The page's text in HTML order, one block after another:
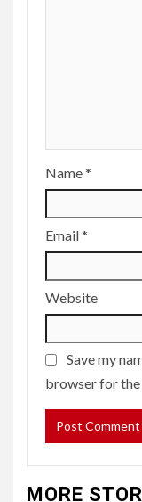
Name*
Email*
Website
Save my
browser for the
MORE